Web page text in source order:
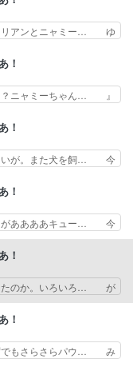
… やっぱり通算1000
１８話の感想です。
ゆちゃんも… まゆを見
間見える… まゆちゃん
したね… まゆを守りた
て… キュアリリアン、
… キュアリリアン、誕
リアンとニャミー… ゆ
るやっぱ最強… ユキの
間になれた… ユキは猫
ゆに対し… 来週からは
（最終… まゆまゆもと
な… ユキがプリキュア
… まゆが変身したもの
！
？ニャミーちゃん… 』
まゆユキが素… TVer
顔に持っ… ゆきは人間
漢字も… 今回も盛りだ
の難… まゆとユキは日
… こむぎに続いて転校
キャラが立ちまくって
！
いが。また犬を飼… 今
す！・転… プリキュ
コンビ… 』第２２話
ツの経… 犬の障害物競
いろ… 今回はこれと言
… トレーナーの犬束の
研鑽、こむぎといろは
！
がああああキュー… 今
りふれた職… 明日はア
！・転… 水曜日って
おNE… 七夕祭りの話
モい… ユキちゃんが浴
プ… サトルくんはおた
… 願い事はワォ～～～
「怪獣８号」見終えた
！
たのか。いろいろ… が
良かったら… ニコ様の
キングコ… 卵がいろは
メエメ… ガルガルが暴
そう… めっちゃドンキ
様… キラリンアニマル
！
でもさらさらパウ… み